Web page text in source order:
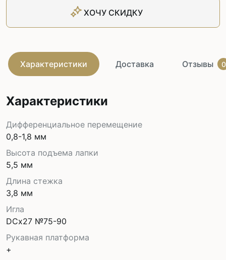
ХОЧУ СКИДКУ
Характеристики Доставка Отзывы 0
Характеристики
Дифференциальное перемещение
0,8-1,8 мм
Высота подъема лапки
5,5 мм
Длина стежка
3,8 мм
Игла
DCx27 №75-90
Рукавная платформа
+